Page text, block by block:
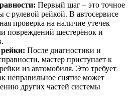
Первый шаг – это точное
с рулевой рейкой. В автосервисе
проверка на наличие утечек
повреждений шестерёнок и
После диагностики и
мастер приступает к
из автомобиля. Это требует
неправильное снятие может
других частей системы